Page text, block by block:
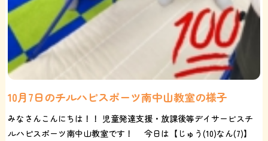
10月7日のチルハピスポーツ南中山教室の様子
みなさんこんにちは！！ 児童発達支援・放課後等デイサービスチ
ルハピスポーツ南中山教室です！ 今日は【じゅう(10)なん(7)】